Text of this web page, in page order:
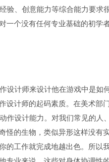
验、创意能力等综合能力要求
一个没有任何专业基础的初学
计师来设计他在游戏中是如
设计师的起码素质。在美术部
作设计能力。对我们常见的人
怪的生物，类似异形这样没有
的工作就完成地越出色。所以